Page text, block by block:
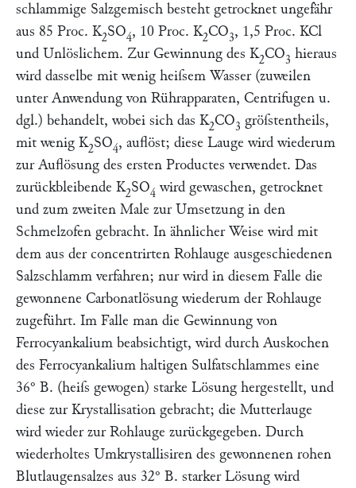
schlammige Salzgemisch besteht getrocknet ungefähr
aus 85 Proc. K2SO4, 10 Proc. K2CO3, 1,5 Proc. KCl
und Unlöslichem. Zur Gewinnung des K2CO3 hieraus
wird dasselbe mit wenig heiſsem Wasser (zuweilen
unter Anwendung von Rührapparaten, Centrifugen u.
dgl.) behandelt, wobei sich das K2CO3 gröſstentheils,
mit wenig K2SO4, auflöst; diese Lauge wird wiederum
zur Auflösung des ersten Productes verwendet. Das
zurückbleibende K2SO4 wird gewaschen, getrocknet
und zum zweiten Male zur Umsetzung in den
Schmelzofen gebracht. In ähnlicher Weise wird mit
dem aus der concentrirten Rohlauge ausgeschiedenen
Salzschlamm verfahren; nur wird in diesem Falle die
gewonnene Carbonatlösung wiederum der Rohlauge
zugeführt. Im Falle man die Gewinnung von
Ferrocyankalium beabsichtigt, wird durch Auskochen
des Ferrocyankalium haltigen Sulfatschlammes eine
36° B. (heiſs gewogen) starke Lösung hergestellt, und
diese zur Krystallisation gebracht; die Mutterlauge
wird wieder zur Rohlauge zurückgegeben. Durch
wiederholtes Umkrystallisiren des gewonnenen rohen
Blutlaugensalzes aus 32° B. starker Lösung wird